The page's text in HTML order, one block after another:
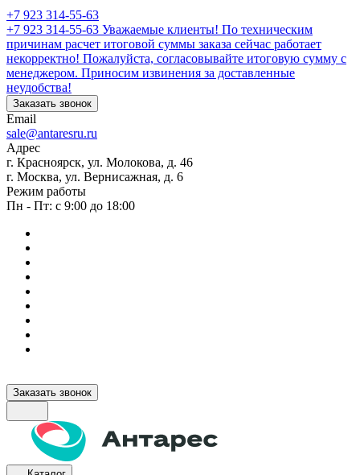
+7 923 314-55-63
+7 923 314-55-63 Уважаемые клиенты! По техническим
причинам расчет итоговой суммы заказа сейчас работает
некорректно! Пожалуйста, согласовывайте итоговую сумму с
менеджером. Приносим извинения за доставленные
неудобства!
Заказать звонок
Email
sale@antaresru.ru
Адрес
г. Красноярск, ул. Молокова, д. 46
г. Москва, ул. Вернисажная, д. 6
Режим работы
Пн - Пт: с 9:00 до 18:00
Заказать звонок